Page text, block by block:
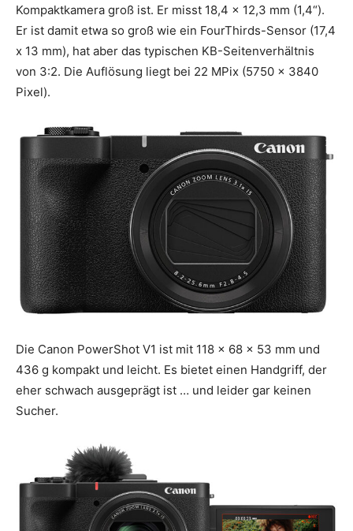
Kompaktkamera groß ist. Er misst 18,4 x 12,3 mm (1,4“).
Er ist damit etwa so groß wie ein FourThirds-Sensor (17,4
x 13 mm), hat aber das typischen KB-Seitenverhältnis
von 3:2. Die Auflösung liegt bei 22 MPix (5750 x 3840
Pixel).
Die Canon PowerShot V1 ist mit 118 x 68 x 53 mm und
436 g kompakt und leicht. Es bietet einen Handgriff, der
eher schwach ausgeprägt ist … und leider gar keinen
Sucher.